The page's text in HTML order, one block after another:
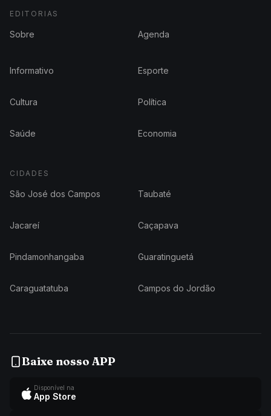
EDITORIAS
Sobre Agenda
Informativo Esporte
Cultura Política
Saúde Economia
CIDADES
São José dos Campos Taubaté
Jacareí Caçapava
Pindamonhangaba Guaratinguetá
Caraguatatuba Campos do Jordão
Baixe nosso APP
Disponível na
App Store